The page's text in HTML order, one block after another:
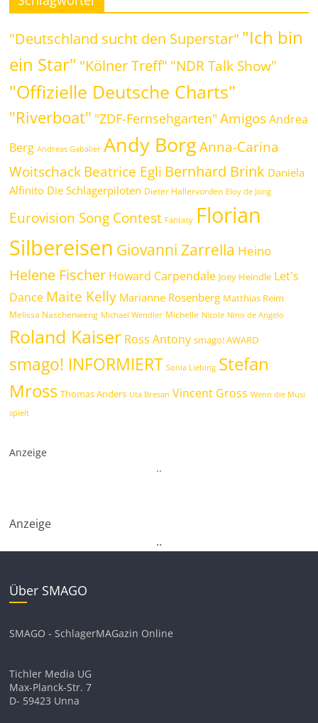
"Deutschland sucht den Superstar" "Ich bin
ein Star" "Kölner Treff" "NDR Talk Show"
"Offizielle Deutsche Charts"
"Riverboat" "ZDF-Fernsehgarten" Amigos Andrea
Berg Andreas Gabalier Andy Borg Anna-Carina
WoitschackBeatrice Egli Bernhard Brink Daniela
Alfinito Die Schlagerpiloten Dieter Hallervorden Eloy de Jong
Eurovision Song Contest Fantasy Florian
Silbereisen Giovanni Zarrella Heino
Helene Fischer Howard Carpendale Joey Heindle Let's
Dance Maite Kelly Marianne Rosenberg Matthias Reim
Melissa Naschenweng Michael Wendler Michelle Nicole Nino de Angelo
Roland Kaiser Ross Antony smago! AWARD
smago! INFORMIERT Sonia Liebing Stefan
Mross Thomas Anders Uta Bresan Vincent Gross Wenn die Musi
spielt
Anzeige
..
Anzeige
..
Über SMAGO
SMAGO - SchlagerMAGazin Online
Tichler Media UG
Max-Planck-Str. 7
D- 59423 Unna